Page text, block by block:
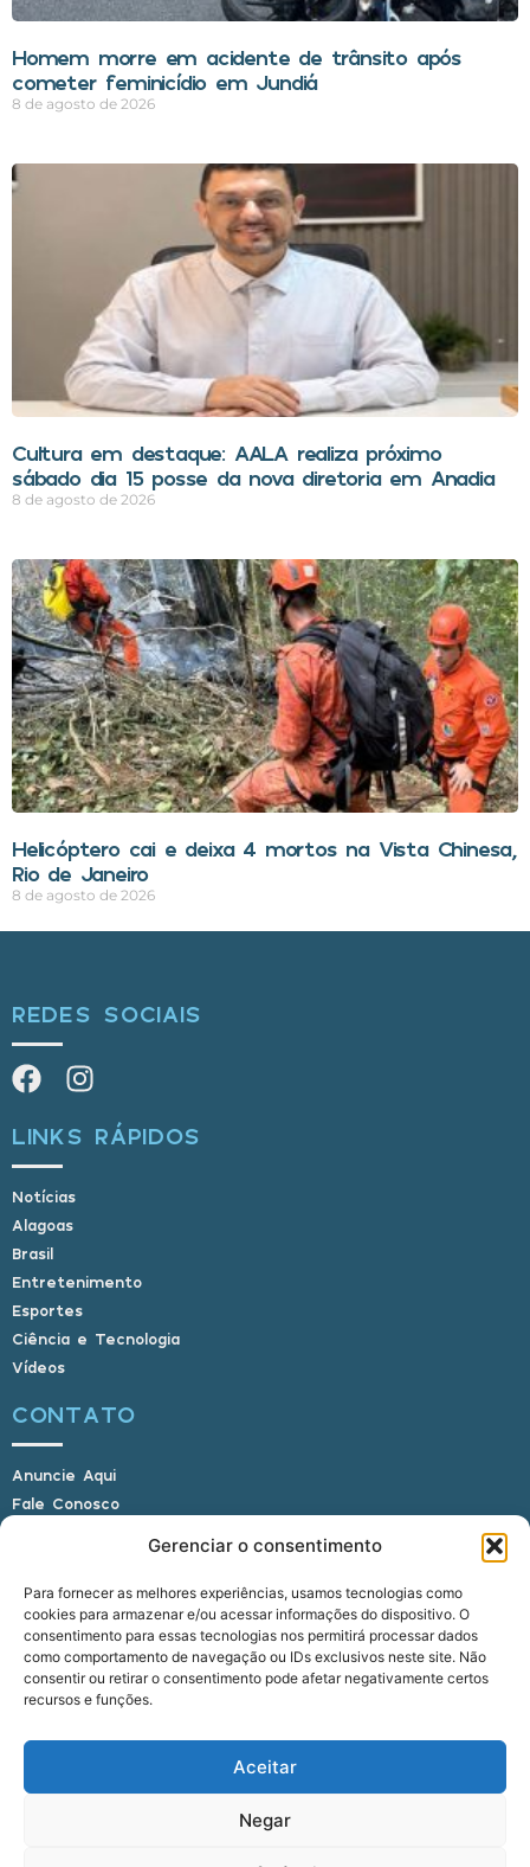
Gerenciar o consentimento
Para fornecer as melhores experiências, usamos tecnologias como
cookies para armazenar e/ou acessar informações do dispositivo. O
consentimento para essas tecnologias nos permitirá processar dados
como comportamento de navegação ou IDs exclusivos neste site. Não
consentir ou retirar o consentimento pode afetar negativamente certos
recursos e funções.
Aceitar
Negar
Homem morre em acidente de trânsito após
cometer feminicídio em Jundiá
8 de agosto de 2026
Cultura em destaque: AALA realiza próximo
sábado dia 15 posse da nova diretoria em Anadia
8 de agosto de 2026
Helicóptero cai e deixa 4 mortos na Vista Chinesa,
Rio de Janeiro
8 de agosto de 2026
REDES SOCIAIS
LINKS RÁPIDOS
Notícias
Alagoas
Brasil
Entretenimento
Esportes
Ciência e Tecnologia
Vídeos
CONTATO
Anuncie Aqui
Fale Conosco
E-mail: alagoasbrasilnoticias@gmail.com
Telefone: (82) 9 9691-0391 (Whatsapp)
Responsável Técnico: Crysthyan Carlos
Rua do Sau - Centro - Anadia - AL - CEP:
© 2022 - 2026 Alagoas Brasil Notícias. Todos os
direitos reservados.